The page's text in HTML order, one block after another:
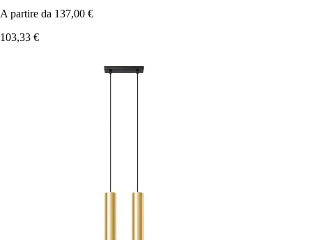
A partire da 137,00 €
103,33 €